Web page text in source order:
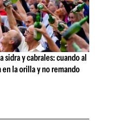
sidra y cabrales: cuando al
en la orilla y no remando